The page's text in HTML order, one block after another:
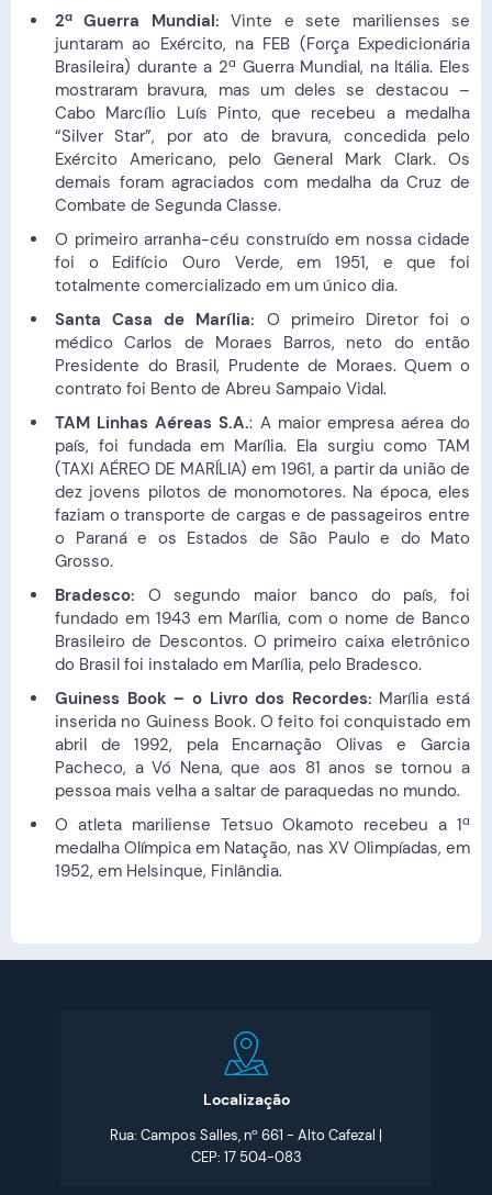
2ª Guerra Mundial: Vinte e sete marilienses se
juntaram ao Exército, na FEB (Força Expedicionária
Brasileira) durante a 2ª Guerra Mundial, na Itália. Eles
mostraram bravura, mas um deles se destacou –
Cabo Marcílio Luís Pinto, que recebeu a medalha
“Silver Star”, por ato de bravura, concedida pelo
Exército Americano, pelo General Mark Clark. Os
demais foram agraciados com medalha da Cruz de
Combate de Segunda Classe.
O primeiro arranha-céu construído em nossa cidade
foi o Edifício Ouro Verde, em 1951, e que foi
totalmente comercializado em um único dia.
Santa Casa de Marília: O primeiro Diretor foi o
médico Carlos de Moraes Barros, neto do então
Presidente do Brasil, Prudente de Moraes. Quem o
contrato foi Bento de Abreu Sampaio Vidal.
TAM Linhas Aéreas S.A.: A maior empresa aérea do
país, foi fundada em Marília. Ela surgiu como TAM
(TAXI AÉREO DE MARÍLIA) em 1961, a partir da união de
dez jovens pilotos de monomotores. Na época, eles
faziam o transporte de cargas e de passageiros entre
o Paraná e os Estados de São Paulo e do Mato
Grosso.
Bradesco: O segundo maior banco do país, foi
fundado em 1943 em Marília, com o nome de Banco
Brasileiro de Descontos. O primeiro caixa eletrônico
do Brasil foi instalado em Marília, pelo Bradesco.
Guiness Book – o Livro dos Recordes: Marília está
inserida no Guiness Book. O feito foi conquistado em
abril de 1992, pela Encarnação Olivas e Garcia
Pacheco, a Vó Nena, que aos 81 anos se tornou a
pessoa mais velha a saltar de paraquedas no mundo.
O atleta mariliense Tetsuo Okamoto recebeu a 1ª
medalha Olímpica em Natação, nas XV Olimpíadas, em
1952, em Helsinque, Finlândia.
Localização
Rua: Campos Salles, nº 661 - Alto Cafezal |
CEP: 17 504-083